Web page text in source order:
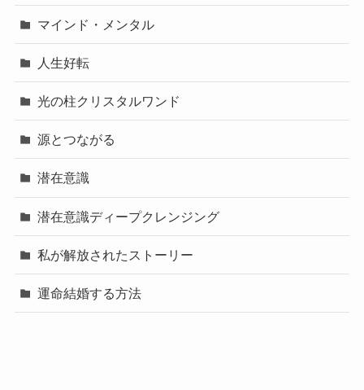
マインド・メンタル
人生好転
光の柱クリスタルワンド
源とつながる
潜在意識
潜在意識ディープクレンジング
私が解放されたストーリー
運命結婚する方法